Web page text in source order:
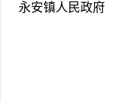
永安镇人民政府